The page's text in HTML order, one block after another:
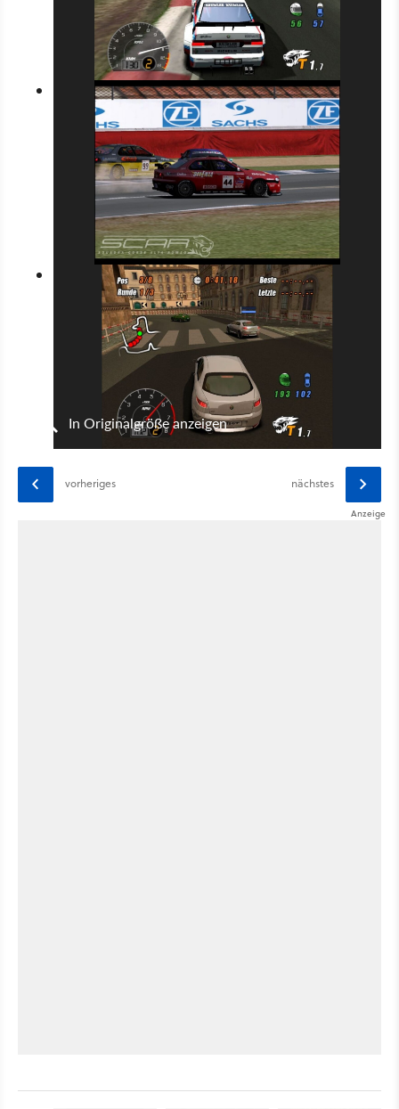
In Originalgröße anzeigen
vorheriges nächstes